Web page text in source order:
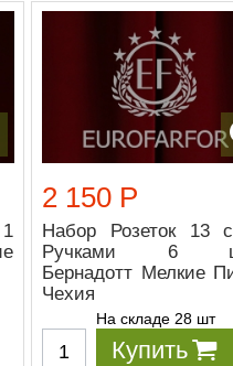
2 150 Р
Набор Розеток 13
Ручками 6
Бернадотт Мелкие
Чехия
На складе 28 шт
Купить